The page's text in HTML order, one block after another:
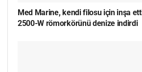
Med Marine, kendi filosu için inşa
2500-W römorkörünü denize indirdi